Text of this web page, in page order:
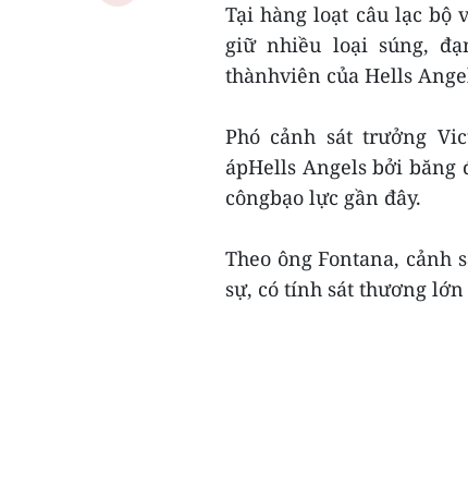
Tại hàng loạt câu lạc bộ
giữ nhiều loại súng,
thànhviên của Hells
Phó cảnh sát trưởng
ápHells Angels bởi
côngbạo lực gần đây.
Theo ông Fontana,
sự, có tính sát thương